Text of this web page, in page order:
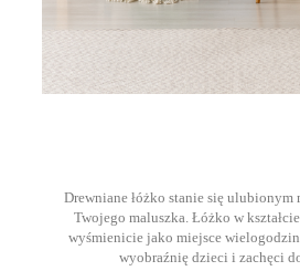
Drewniane łóżko stanie się ulubionym
Twojego maluszka. Łóżko w
wyśmienicie jako miejsce
wyobraźnię dzieci i zachęci